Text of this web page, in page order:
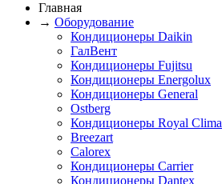
Главная
→ Оборудование
Кондиционеры Daikin
ГалВент
Кондиционеры Fujitsu
Кондиционеры Energolux
Кондиционеры General
Ostberg
Кондиционеры Royal Clima
Breezart
Calorex
Кондиционеры Carrier
Кондиционеры Dantex